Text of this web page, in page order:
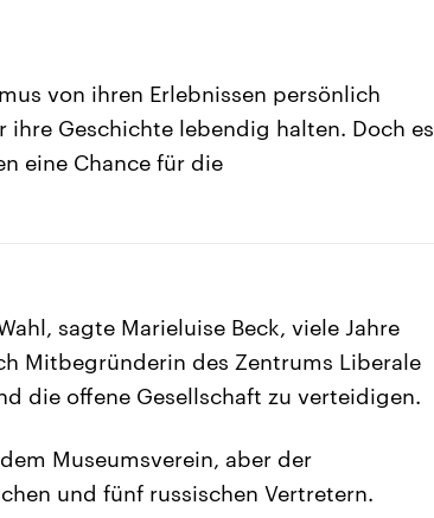
von ihren Erlebnissen persönlich
Geschichte lebendig halten. Doch es
eine Chance für die
sagte Marieluise Beck, viele Jahre
Mitbegründerin des Zentrums Liberale
die offene Gesellschaft zu verteidigen.
Museumsverein, aber der
und fünf russischen Vertretern.